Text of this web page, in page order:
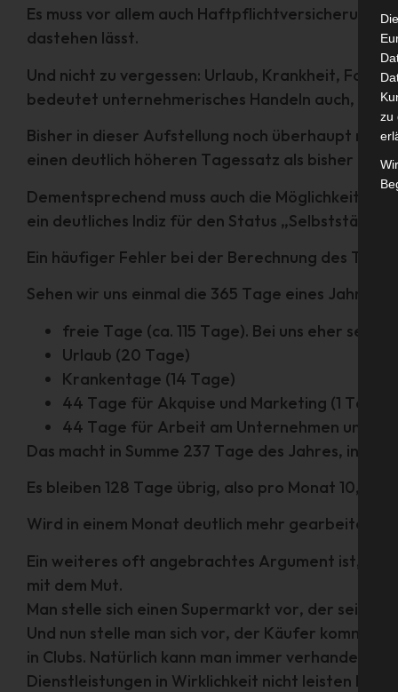
Es muss vor allem auch
dastehen lässt.
Und nicht zu vergessen: Urlaub, Krankheit,
bedeutet unternehmerisches Handeln auch,
Bisher in dieser Aufstellung noch überhaupt
einen deutlich höheren Tagessatz als bisher bei
Dementsprechend muss auch die Möglichkeit
ein deutliches Indiz für den Status
Ein häufiger Fehler bei der Berechnung des
Sehen wir uns einmal die 365 Tage eines Jahres
freie Tage (ca. 115 Tage). Bei uns eher
Urlaub (20 Tage)
Krankentage (14 Tage)
44 Tage für Akquise und Marketing (1 Tag
44 Tage für Arbeit am Unternehmen und
Das macht in Summe 237 Tage des Jahres, in
Es bleiben 128 Tage übrig, also pro Monat 10,67
Wird in einem Monat deutlich mehr gearbeitet,
Ein weiteres oft angebrachtes Argument ist,
mit dem Mut.
Man stelle sich einen Supermarkt vor, der seine
Und nun stelle man sich vor, der Käufer kommt
in Clubs. Natürlich kann man immer verhandeln,
Dienstleistungen in Wirklichkeit nicht leisten
zu